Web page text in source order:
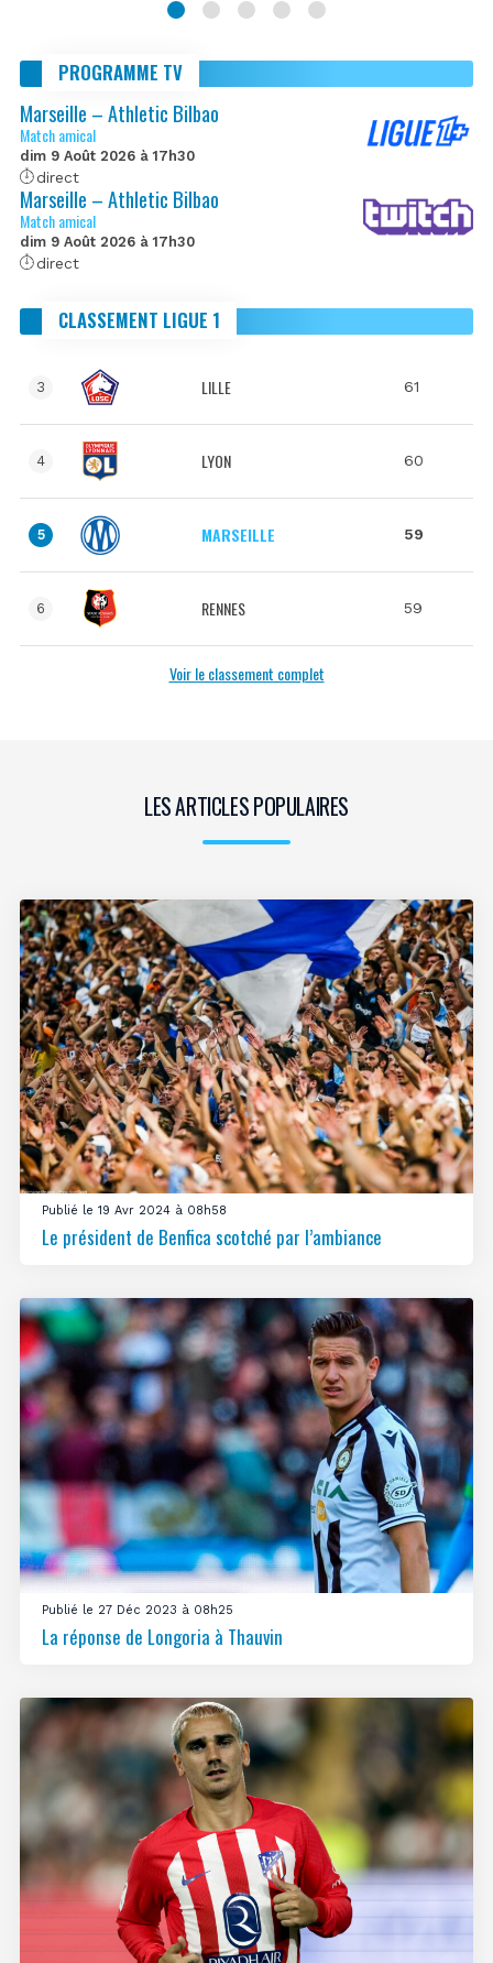
PROGRAMME TV
Marseille – Athletic Bilbao
Match amical
dim 9 Août 2026 à 17h30
direct
Marseille – Athletic Bilbao
Match amical
dim 9 Août 2026 à 17h30
direct
CLASSEMENT LIGUE 1
3 LILLE 61
4 LYON 60
5 MARSEILLE 59
6 RENNES 59
Voir le classement complet
LES ARTICLES POPULAIRES
Publié le 19 Avr 2024 à 08h58
Le président de Benfica scotché par l’ambiance
Publié le 27 Déc 2023 à 08h25
La réponse de Longoria à Thauvin